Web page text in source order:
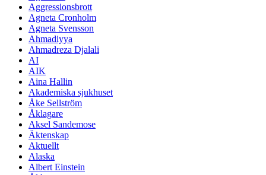
Aggressionsbrott
Agneta Cronholm
Agneta Svensson
Ahmadiyya
Ahmadreza Djalali
AI
AIK
Aina Hallin
Akademiska sjukhuset
Åke Sellström
Åklagare
Aksel Sandemose
Äktenskap
Aktuellt
Alaska
Albert Einstein